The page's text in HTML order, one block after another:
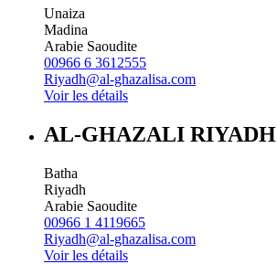
Unaiza
Madina
Arabie Saoudite
00966 6 3612555
Riyadh@al-ghazalisa.com
Voir les détails
AL-GHAZALI RIYADH
Batha
Riyadh
Arabie Saoudite
00966 1 4119665
Riyadh@al-ghazalisa.com
Voir les détails